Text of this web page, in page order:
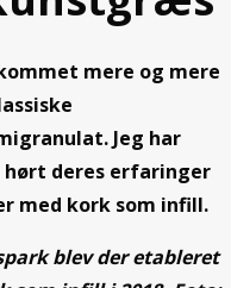
mere og mere
Jeg har
deres erfaringer
med kork som infill.
blev der etableret